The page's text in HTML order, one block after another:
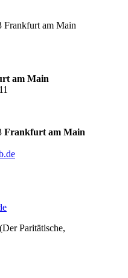
Frankfurt am Main
am Main
Frankfurt am Main
Paritätische,